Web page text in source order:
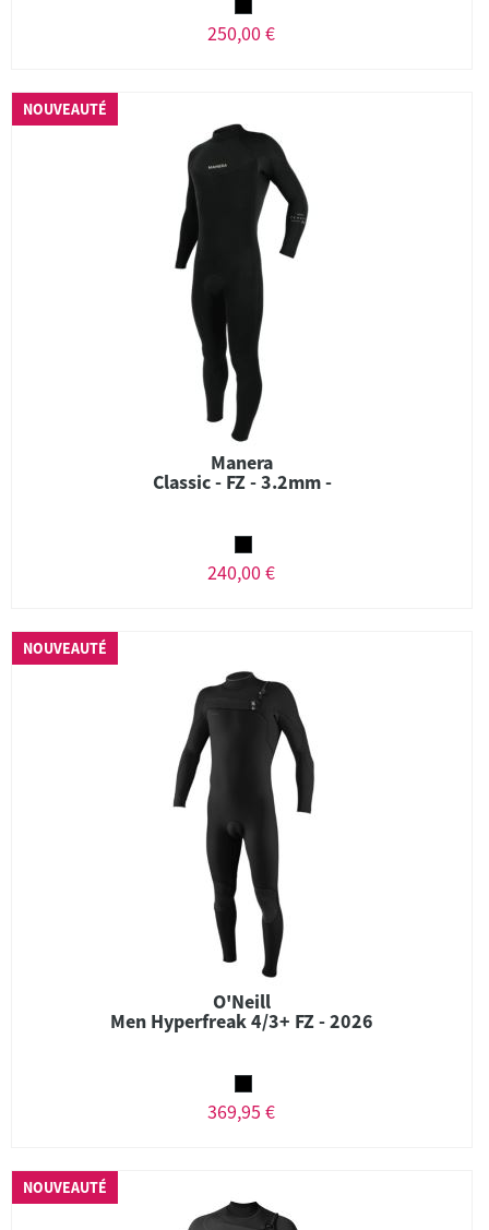
250,00 €
NOUVEAUTÉ
Manera
Classic - FZ - 3.2mm -
240,00 €
NOUVEAUTÉ
O'Neill
Men Hyperfreak 4/3+ FZ - 2026
369,95 €
NOUVEAUTÉ